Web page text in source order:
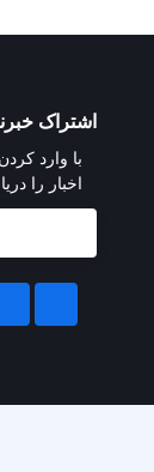
اشتراک
با وارد
اخبار را